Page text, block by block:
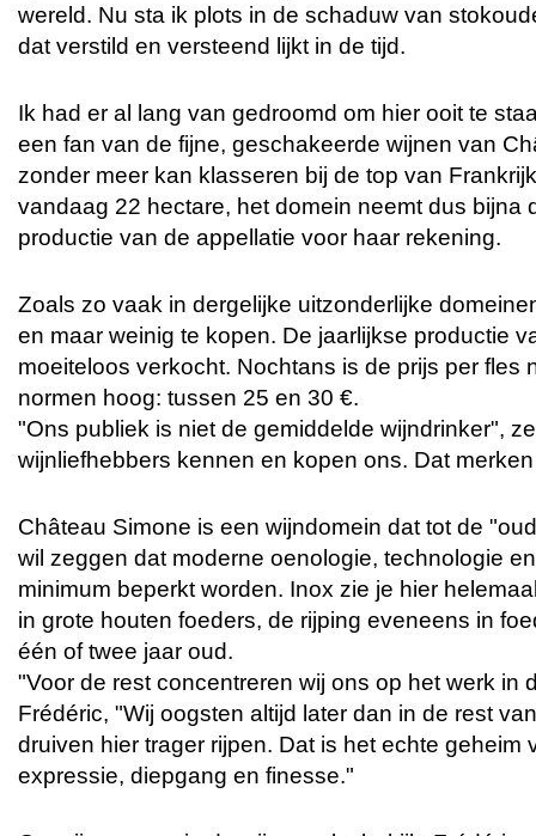
wereld. Nu sta ik plots in de schaduw van
dat verstild en versteend lijkt in de tijd.
Ik had er al lang van gedroomd om hier ooit te
een fan van de fijne, geschakeerde wijnen van
zonder meer kan klasseren bij de top van
vandaag 22 hectare, het domein neemt dus bijna
productie van de appellatie voor haar rekening.
Zoals zo vaak in dergelijke uitzonderlijke
en maar weinig te kopen. De jaarlijkse productie
moeiteloos verkocht. Nochtans is de prijs per fles
normen hoog: tussen 25 en 30 €.
"Ons publiek is niet de gemiddelde wijndrinker",
wijnliefhebbers kennen en kopen ons. Dat
Château Simone is een wijndomein dat tot de
wil zeggen dat moderne oenologie, technologie
minimum beperkt worden. Inox zie je hier
in grote houten foeders, de rijping eveneens in
één of twee jaar oud.
"Voor de rest concentreren wij ons op het werk in
Frédéric, "Wij oogsten altijd later dan in de rest
druiven hier trager rijpen. Dat is het echte geheim
expressie, diepgang en finesse."